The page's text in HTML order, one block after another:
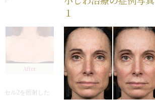
After
セル2を照射した
１